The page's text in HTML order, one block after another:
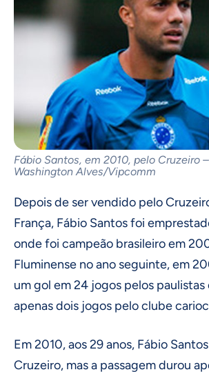
Fábio Santos, em 2010, pelo Cruzeiro
Washington Alves/Vipcomm
Depois de ser vendido pelo
França, Fábio Santos foi
onde foi campeão brasileiro em
Fluminense no ano seguinte, em
um gol em 24 jogos pelos
apenas dois jogos pelo clube
Em 2010, aos 29 anos, Fábio
Cruzeiro, mas a passagem durou